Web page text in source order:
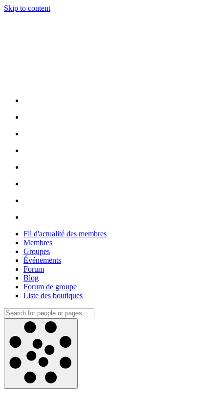
Skip to content
Fil d'actualité des membres
Membres
Groupes
Événements
Forum
Blog
Forum de groupe
Liste des boutiques